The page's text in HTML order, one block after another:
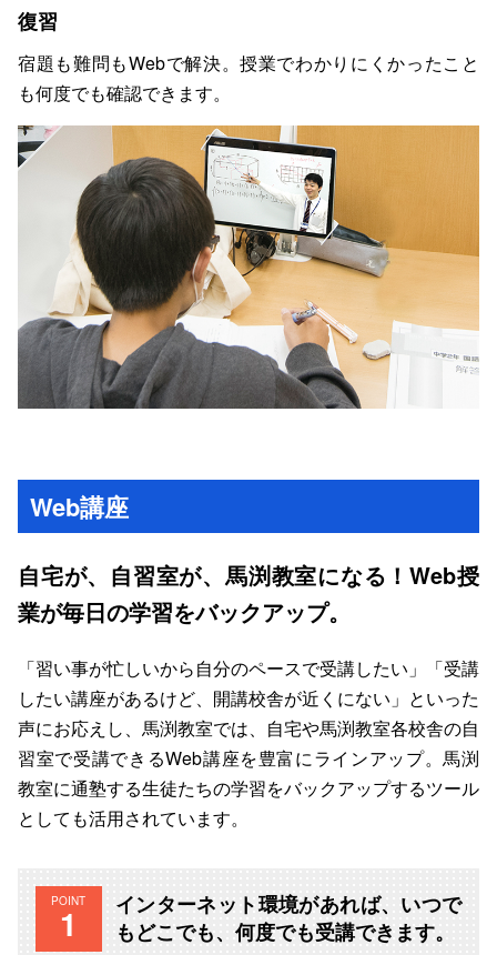
復習
宿題も難問もWebで解決。授業でわかりにくかったこと
も何度でも確認できます。
Web講座
自宅が、自習室が、馬渕教室になる！Web授
業が毎日の学習をバックアップ。
「習い事が忙しいから自分のペースで受講したい」「受講
したい講座があるけど、開講校舎が近くにない」といった
声にお応えし、馬渕教室では、自宅や馬渕教室各校舎の自
習室で受講できるWeb講座を豊富にラインアップ。馬渕
教室に通塾する生徒たちの学習をバックアップするツール
としても活用されています。
POINT
インターネット環境があれば、いつで
もどこでも、何度でも受講できます。